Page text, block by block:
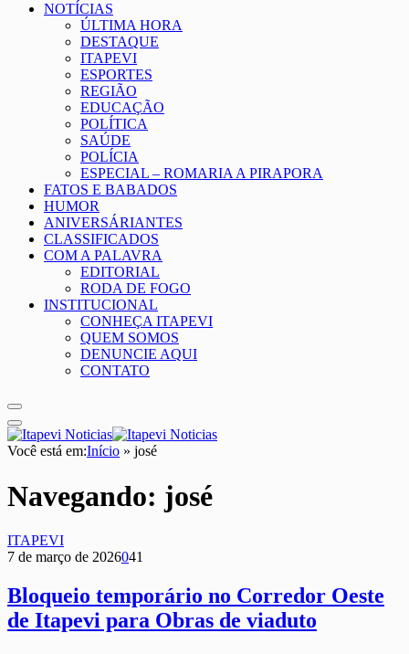
NOTÍCIAS
ÚLTIMA HORA
DESTAQUE
ITAPEVI
ESPORTES
REGIÃO
EDUCAÇÃO
POLÍTICA
SAÚDE
POLÍCIA
ESPECIAL – ROMARIA A PIRAPORA
FATOS E BABADOS
HUMOR
ANIVERSÁRIANTES
CLASSIFICADOS
COM A PALAVRA
EDITORIAL
RODA DE FOGO
INSTITUCIONAL
CONHEÇA ITAPEVI
QUEM SOMOS
DENUNCIE AQUI
CONTATO
Você está em:Início » josé
Navegando: josé
ITAPEVI
7 de março de 2026041
Bloqueio temporário no Corredor Oeste
de Itapevi para Obras de viaduto